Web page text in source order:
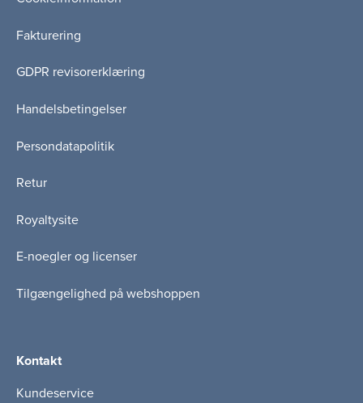
Fakturering
GDPR revisorerklæring
Handelsbetingelser
Persondatapolitik
Retur
Royaltysite
E-noegler og licenser
Tilgængelighed på webshoppen
Kontakt
Kundeservice